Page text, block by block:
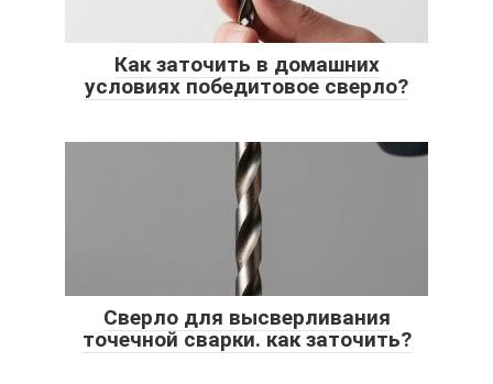
Как заточить в домашних
условиях победитовое сверло?
Сверло для высверливания
точечной сварки. как заточить?